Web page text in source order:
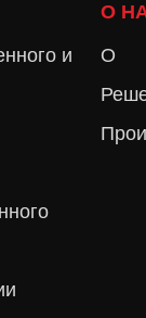
и
О
О